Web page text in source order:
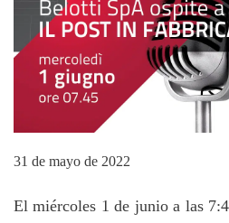
31 de mayo de 2022
El miércoles 1 de junio a las